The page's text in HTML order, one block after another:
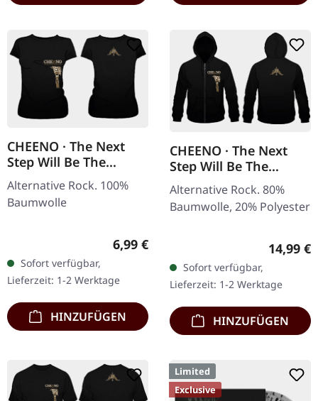
CHEENO · The Next
Step Will Be The
Hardest | GIRLIE
Alternative Rock. 100%
Baumwolle
Regulärer Preis:
6,99 €
Sofort verfügbar,
Lieferzeit: 1-2 Werktage
HINZUFÜGEN
CHEENO · The Next
Step Will Be The
Hardest | ZIPPER
Alternative Rock. 80%
Baumwolle, 20% Polyester
14,99 €
Sofort verfügbar,
Lieferzeit: 1-2 Werktage
HINZUFÜGEN
Limited
Exclusive